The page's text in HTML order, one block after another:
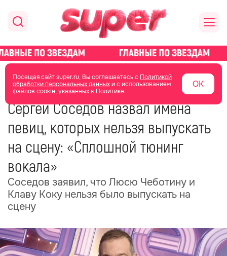
Посещая сайт super.ru, Вы соглашаетесь с Политикой
обработки персональных данныхи с использованием
файлов cookie, указанных в Политике.
ОК
главная новости о звездах новости
29 октября 2025 06:41
Сергей Соседов назвал имена
певиц, которых нельзя выпускать
на сцену: «Сплошной тюнинг
вокала»
Соседов заявил, что Люсю Чеботину и
Клаву Коку нельзя было выпускать на
сцену